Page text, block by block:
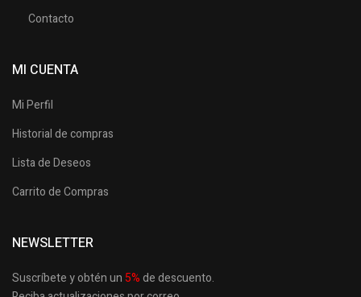
Contacto
MI CUENTA
Mi Perfil
Historial de compras
Lista de Deseos
Carrito de Compras
NEWSLETTER
Suscríbete y obtén un 5%de descuento.